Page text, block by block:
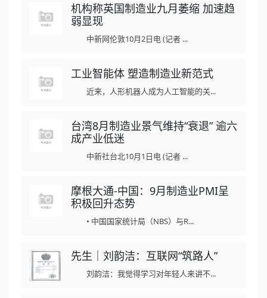
机构称英国制造业九月萎缩 加速趋
弱显现
中新网伦敦10月2日电 (记者 ...
工业智能体 塑造制造业新范式
近来，人形机器人成为人工智能的关...
台湾8月制造业景气维持“衰退” 逾六
成产业低迷
中新社台北10月1日电 (记者 ...
摩根大通-中国：9月制造业PMI呈
积极回升态势
• 中国国家统计局（NBS）与R...
先生｜刘韵洁：互联网“筑路人”
刘韵洁：我觉得学习对年轻人来讲不...